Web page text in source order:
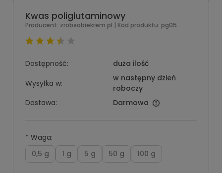
Kwas poliglutaminowy
Producent: zrobsobiekrem.pl | Kod produktu: pg05
Dostępność:
duża ilość
Wysyłka w:
w następny dzień
roboczy
Dostawa:
Darmowa
* Waga:
0,5 g
1 g 5 g 50 g 100 g